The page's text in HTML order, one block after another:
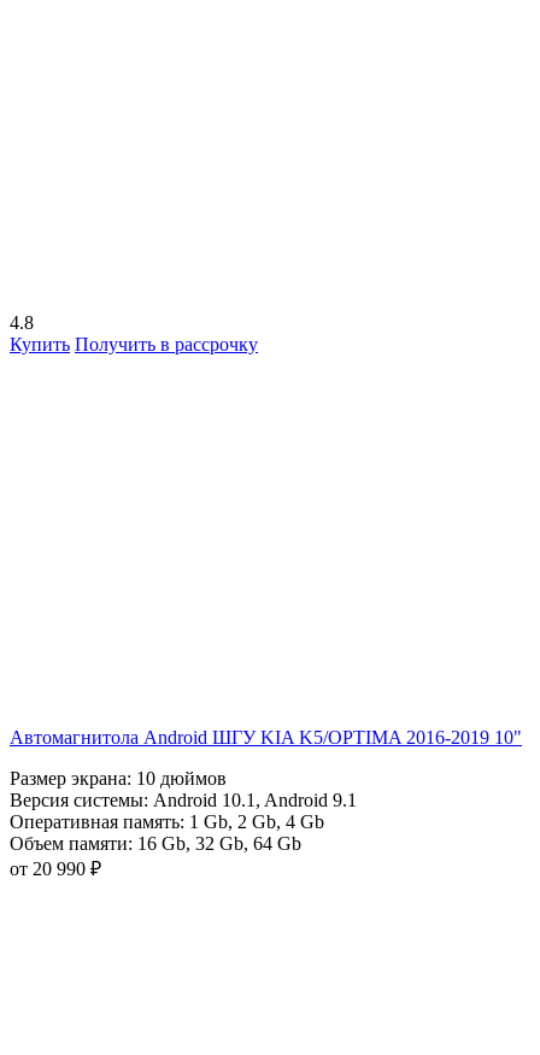
4.8
Купить Получить в рассрочку
Автомагнитола Android ШГУ KIA K5/OPTIMA 2016-2019 10"
Размер экрана: 10 дюймов
Версия системы: Android 10.1 , Android 9.1
Оперативная память: 1 Gb, 2 Gb, 4 Gb
Объем памяти: 16 Gb, 32 Gb, 64 Gb
от 20 990 ₽